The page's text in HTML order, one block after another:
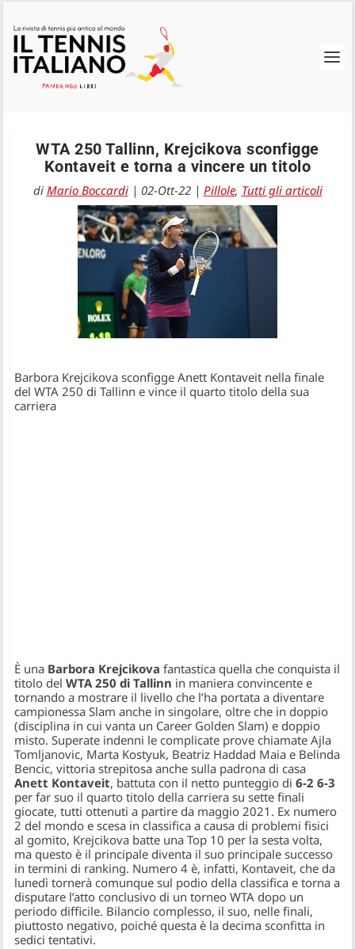
WTA 250 Tallinn, Krejcikova sconfigge
Kontaveit e torna a vincere un titolo
di Mario Boccardi| 02-Ott-22| Pillole, Tutti gli articoli
Barbora Krejcikova sconfigge Anett Kontaveit nella finale
del WTA 250 di Tallinn e vince il quarto titolo della sua
carriera
È una Barbora Krejcikova fantastica quella che conquista il
titolo delWTA 250 di Tallinn in maniera convincente e
tornando a mostrare il livello che l’ha portata a diventare
campionessa Slam anche in singolare, oltre che in doppio
(disciplina in cui vanta un Career Golden Slam) e doppio
misto. Superate indenni le complicate prove chiamate Ajla
Tomljanovic, Marta Kostyuk, Beatriz Haddad Maia e Belinda
Bencic, vittoria strepitosa anche sulla padrona di casa
Anett Kontaveit, battuta con il netto punteggio di6-2 6-3
per far suo il quarto titolo della carriera su sette finali
giocate, tutti ottenuti a partire da maggio 2021. Ex numero
2 del mondo e scesa in classifica a causa di problemi fisici
al gomito, Krejcikova batte una Top 10 per la sesta volta,
ma questo è il principale diventa il suo principale successo
in termini di ranking. Numero 4 è, infatti, Kontaveit, che da
lunedì tornerà comunque sul podio della classifica e torna a
disputare l’atto conclusivo di un torneo WTA dopo un
periodo difficile. Bilancio complesso, il suo, nelle finali,
piuttosto negativo, poiché questa è la decima sconfitta in
sedici tentativi.